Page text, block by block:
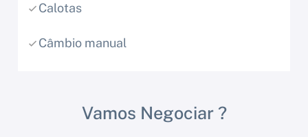
Calotas
Câmbio manual
Vamos Negociar ?